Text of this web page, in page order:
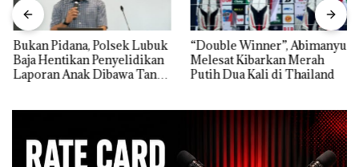
Bukan Pidana, Polsek Lubuk
Baja Hentikan Penyelidikan
Laporan Anak Dibawa Tanpa
“Double Winner”, Abimanyu
Melesat Kibarkan Merah
Putih Dua Kali di Thailand